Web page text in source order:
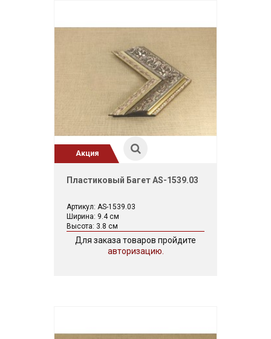
Акция
Пластиковый Багет AS-1539.03
Артикул: AS-1539.03
Ширина: 9.4 см
Высота: 3.8 см
Для заказа товаров пройдите
авторизацию.